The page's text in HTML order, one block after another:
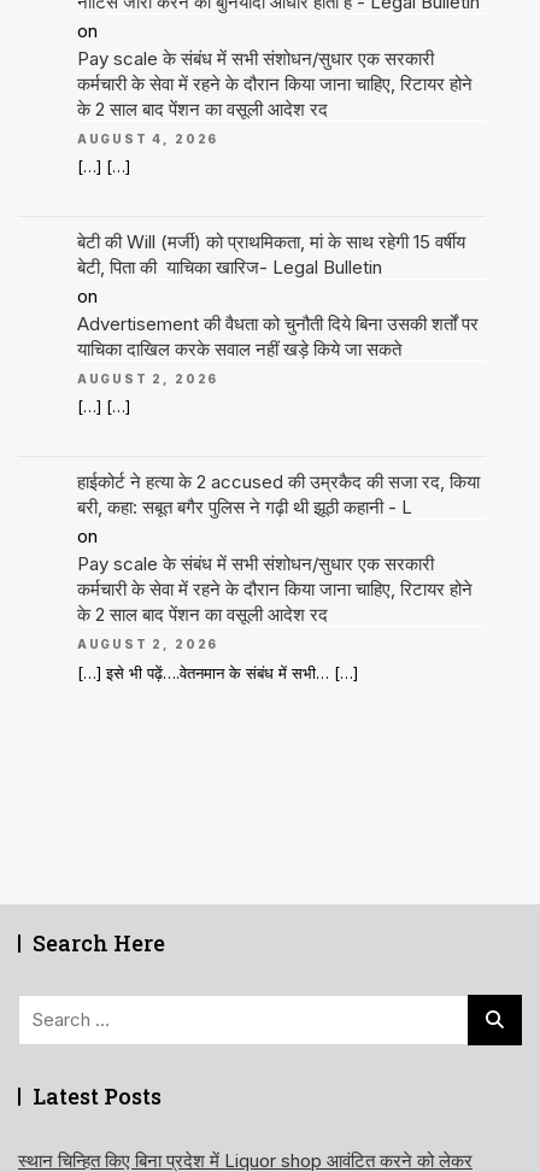
on
Pay scale के संबंध में सभी संशोधन/सुधार एक सरकारी
कर्मचारी के सेवा में रहने के दौरान किया जाना चाहिए, रिटायर होने
के 2 साल बाद पेंशन का वसूली आदेश रद
AUGUST 4, 2026
[…] […]
बेटी की Will (मर्जी) को प्राथमिकता, मां के साथ रहेगी 15 वर्षीय
बेटी, पिता की याचिका खारिज- Legal Bulletin
on
Advertisement की वैधता को चुनौती दिये बिना उसकी शर्तों पर
याचिका दाखिल करके सवाल नहीं खड़े किये जा सकते
AUGUST 2, 2026
[…] […]
हाईकोर्ट ने हत्या के 2 accused की उम्रकैद की सजा रद, किया
बरी, कहा: सबूत बगैर पुलिस ने गढ़ी थी झूठी कहानी - L
on
Pay scale के संबंध में सभी संशोधन/सुधार एक सरकारी
कर्मचारी के सेवा में रहने के दौरान किया जाना चाहिए, रिटायर होने
के 2 साल बाद पेंशन का वसूली आदेश रद
AUGUST 2, 2026
[…] इसे भी पढ़ें….वेतनमान के संबंध में सभी… […]
Search Here
Latest Posts
स्थान चिन्हित किए बिना प्रदेश में Liquor shop आवंटित करने को लेकर